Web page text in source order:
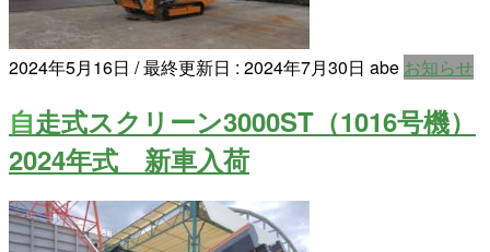
2024年5月16日 / 最終更新日 : 2024年7月30日 abe お知らせ
自走式スクリーン3000ST（1016号機）
2024年式 新車入荷